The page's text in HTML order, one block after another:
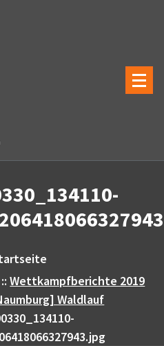
::Wettkampfberichte 2019
Waldlauf